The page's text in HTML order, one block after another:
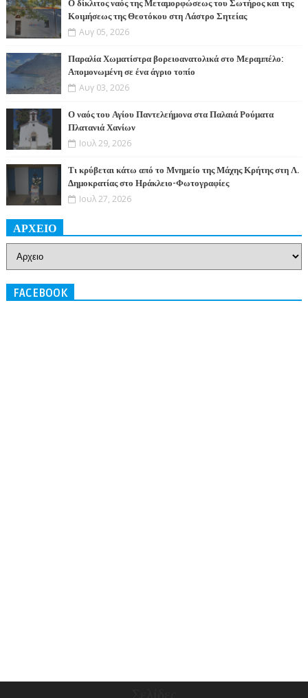
Ο δίκλιτος ναός της Μεταμορφώσεως του Σωτήρος και της
Κοιμήσεως της Θεοτόκου στη Λάστρο Σητείας
Αυγ 05, 2026
Παραλία Χωματίστρα βορειοανατολικά στο Μεραμπέλο:
Απομονωμένη σε ένα άγριο τοπίο
Αυγ 03, 2026
Ο ναός του Αγίου Παντελεήμονα στα Παλαιά Ρούματα
Πλατανιά Χανίων
Ιουλ 29, 2026
Τι κρύβεται κάτω από το Μνημείο της Μάχης Κρήτης στη Λ.
Δημοκρατίας στο Ηράκλειο-Φωτογραφίες
Ιουλ 27, 2026
ΑΡΧΕΙΟ
FACEBOOK